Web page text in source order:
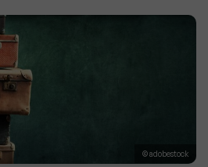
© adobestock